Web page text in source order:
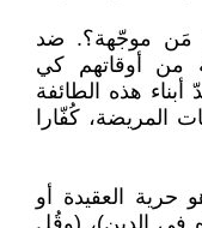
مَن موجّهة؟. ضد
من أوقاتهم كي
هذه الطائفة
المريضة، كُفّارا
حرية العقيدة أو